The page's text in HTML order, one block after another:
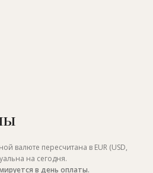
валюте пересчитана в EUR (USD,
на сегодня.
в день оплаты.